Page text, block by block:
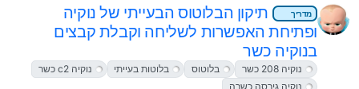
מדריך
תיקון הבלוטוס הבעייתי של נוקיה
ופתיחת האפשרות לשליחה וקבלת קבצים
בנוקיה כשר
נוקיה 208 כשר בלוטוס בלוטות בעייתי
נוקיה c2 כשר
נוקיה גירסה כשרה